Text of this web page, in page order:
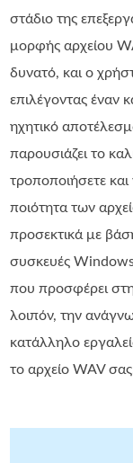
στάδιο της
μορφής αρχείου
δυνατό, και ο
επιλέγοντας έναν
ηχητικό
παρουσιάζει το
τροποποιήσετε
ποιότητα των
προσεκτικά με
συσκευές Windows
που προσφέρει
λοιπόν, την
κατάλληλο
το αρχείο WAV